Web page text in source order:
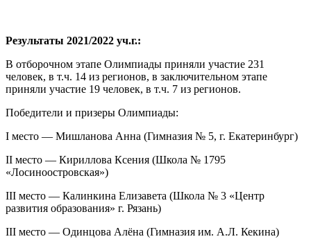
Результаты 2021/2022 уч.г.:
В отборочном этапе Олимпиады приняли участие 231
человек, в т.ч. 14 из регионов, в заключительном этапе
приняли участие 19 человек, в т.ч. 7 из регионов.
Победители и призеры Олимпиады:
I место — Мишланова Анна (Гимназия № 5, г. Екатеринбург)
II место — Кириллова Ксения (Школа № 1795
«Лосиноостровская»)
III место — Калинкина Елизавета (Школа № 3 «Центр
развития образования» г. Рязань)
III место — Одинцова Алёна (Гимназия им. А.Л. Кекина)